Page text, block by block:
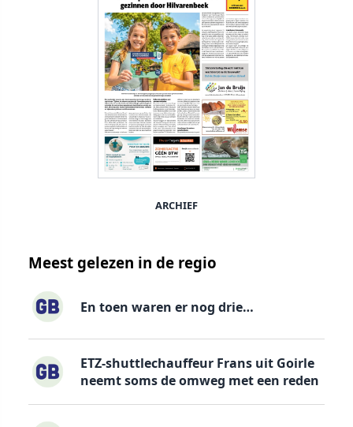
ARCHIEF
Meest gelezen in de regio
En toen waren er nog drie…
ETZ-shuttlechauffeur Frans uit Goirle
neemt soms de omweg met een reden